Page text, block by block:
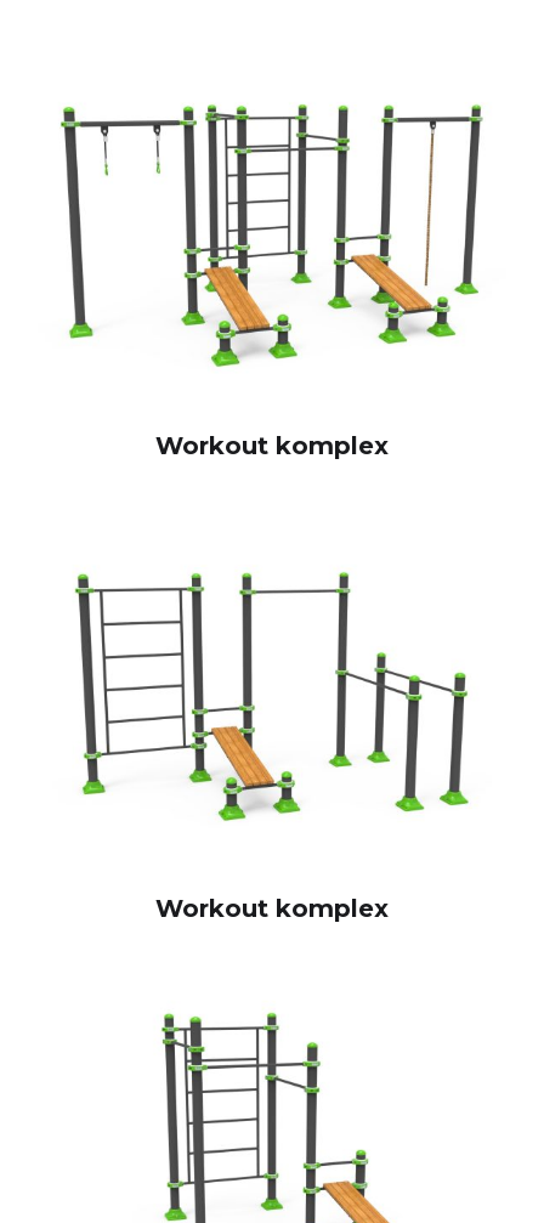
Workout komplex
Workout komplex